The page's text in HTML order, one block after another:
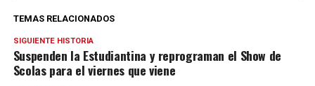
TEMAS RELACIONADOS
SIGUIENTE HISTORIA
Suspenden la Estudiantina y reprograman el Show de
Scolas para el viernes que viene